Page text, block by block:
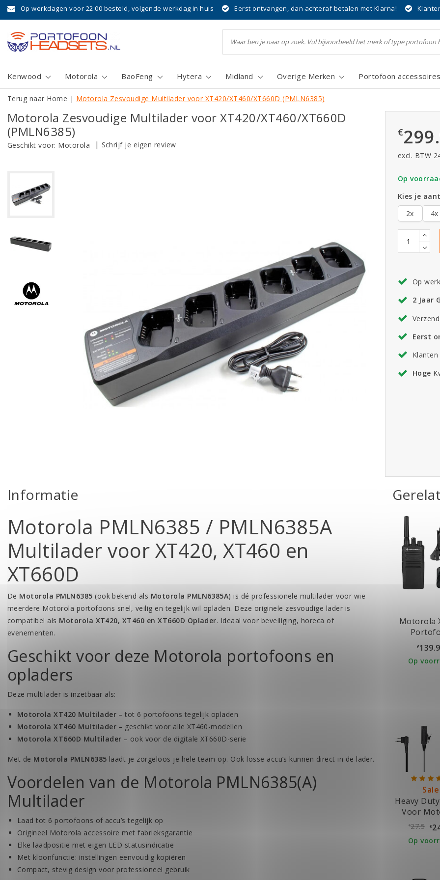
Op werkdagen voor 22:00 besteld, volgende werkdag in huis Eerst ontvangen, dan achteraf betalen met Klarna!
Kenwood Motorola BaoFeng Hytera Midland Overige Merken Portofoon accessoires
Terug naar Home | Motorola Zesvoudige Multilader voor XT420/XT460/XT660D (PMLN6385)
Motorola Zesvoudige Multilader voor XT420/XT460/XT660D
(PMLN6385)
Geschikt voor: Motorola | Schrijf je eigen review
€
excl. BTW
Op
Kies je
2x
4x
Op
2 Jaar
Eerst
Hoge
Informatie
Motorola PMLN6385 / PMLN6385A
Multilader voor XT420, XT460 en
XT660D
De Motorola PMLN6385 (ook bekend als Motorola PMLN6385A) is dé professionele multilader voor wie
meerdere Motorola portofoons snel, veilig en tegelijk wil opladen. Deze originele zesvoudige lader is
compatibel als Motorola XT420, XT460 en XT660D Oplader. Ideaal voor beveiliging, horeca of
evenementen.
Geschikt voor deze Motorola portofoons en
opladers
Deze multilader is inzetbaar als:
Motorola XT420 Multilader – tot 6 portofoons tegelijk opladen
Motorola XT460 Multilader – geschikt voor alle XT460-modellen
Motorola XT660D Multilader – ook voor de digitale XT660D-serie
Met de Motorola PMLN6385 laadt je zorgeloos je hele team op. Ook losse accu’s kunnen direct in de lader.
Voordelen van de Motorola PMLN6385(A)
Multilader
Laad tot 6 portofoons of accu’s tegelijk op
Origineel Motorola accessoire met fabrieksgarantie
Elke laadpositie met eigen LED statusindicatie
Met kloonfunctie: instellingen eenvoudig kopiëren
Compact, stevig design voor professioneel gebruik
Motorola
€
Op
Sale
Heavy
Voor
€27.5 €
Op